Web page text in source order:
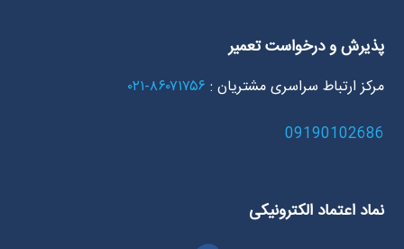
پذیرش و درخواست تعمیر
مرکز ارتباط سراسری مشتریان : ۸۶۰۷۱۷۵۶-۰۲۱
09190102686
نماد اعتماد الکترونیکی